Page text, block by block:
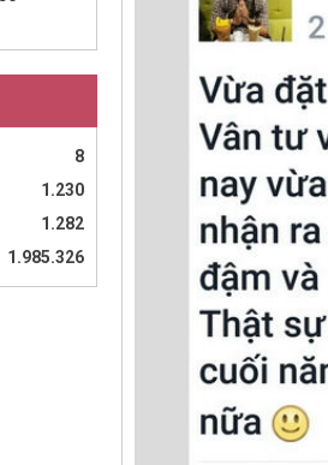
8
1.230
1.282
1.985.326